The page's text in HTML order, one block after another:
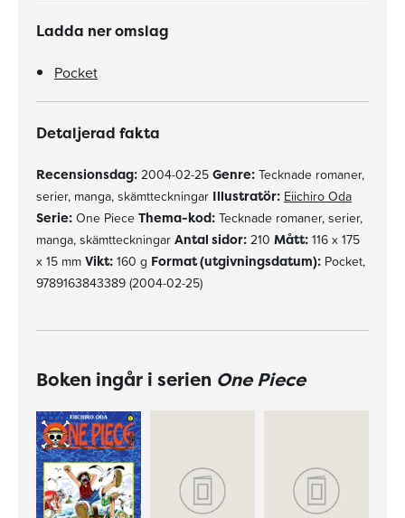
Ladda ner omslag
Pocket
Detaljerad fakta
Recensionsdag: 2004-02-25 Genre: Tecknade romaner,
serier, manga, skämtteckningar Illustratör: Eiichiro Oda
Serie: One Piece Thema-kod: Tecknade romaner, serier,
manga, skämtteckningar Antal sidor: 210 Mått: 116 x 175
x 15 mm Vikt: 160 g Format (utgivningsdatum): Pocket,
9789163843389 (2004-02-25)
Boken ingår i serien One Piece